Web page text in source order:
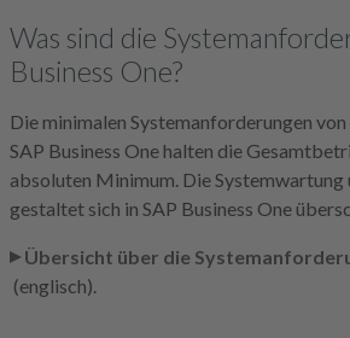
Was sind die
Business One?
Die minimalen Systemanforderungen
SAP Business One halten die
absoluten Minimum. Die Systemwartung
gestaltet sich in SAP Business One
Übersicht über die
(englisch).